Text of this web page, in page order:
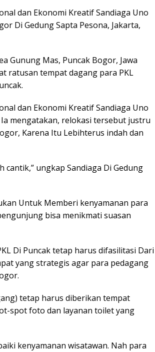
dan Ekonomi Kreatif Sandiaga Uno
Di Gedung Sapta Pesona, Jakarta,
Gunung Mas, Puncak Bogor, Jawa
ratusan tempat dagang para PKL
dan Ekonomi Kreatif Sandiaga Uno
mengatakan, relokasi tersebut justru
Karena Itu Lebihterus indah dan
ungkap Sandiaga Di Gedung
Untuk Memberi kenyamanan para
bisa menikmati suasan
Di Puncak tetap harus difasilitasi Dari
yang strategis agar para pedagang
tetap harus diberikan tempat
spot foto dan layanan toilet yang
kenyamanan wisatawan. Nah para